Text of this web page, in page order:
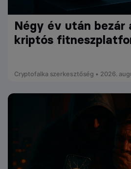
Négy év után bezár
kriptós
Cryptofalka szerkesztőség • 2026.